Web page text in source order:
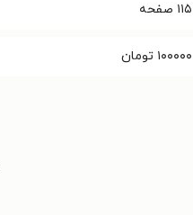
۱۱۵ صفحه
۱۰۰۰۰۰ تومان